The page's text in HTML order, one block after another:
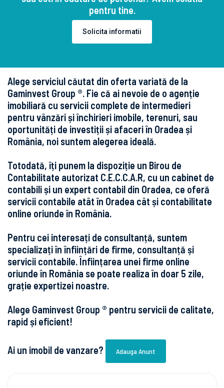
pentru tine.
Solicita informatii
Alege serviciul căutat din oferta variată de la
Gaminvest Group ®. Fie că ai nevoie de o agenție
imobiliară cu servicii complete de intermedieri
pentru vânzări și închirieri imobile, terenuri, sau
oportunități de investiții și afaceri în Oradea și
România, noi suntem alegerea ideală.
Totodată, îți punem la dispoziție un Birou de
Contabilitate autorizat C.E.C.C.A.R, cu un cabinet de
contabili și un expert contabil din Oradea, ce oferă
servicii contabile atât în Oradea cât și contabilitate
online oriunde în România.
Pentru cei interesați de consultanță, suntem
specializați în înființări de firme, consultanță și
servicii contabile. Înființarea unei firme online
oriunde în România se poate realiza în doar 5 zile,
grație expertizei noastre.
Alege Gaminvest Group ® pentru servicii de calitate,
rapid și eficient!
Ai un imobil de vanzare? Adauga Anunt